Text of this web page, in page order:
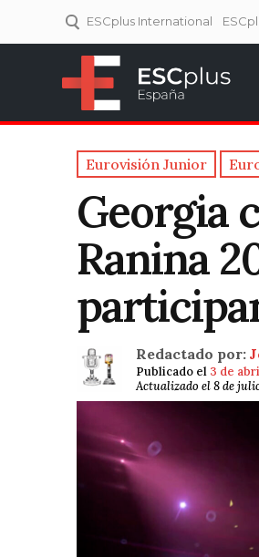
ESCplus International
Eurovisión Junior
Georgia
Ranina
Redactado por:
Publicado el 3 de
Actualizado el 8 de